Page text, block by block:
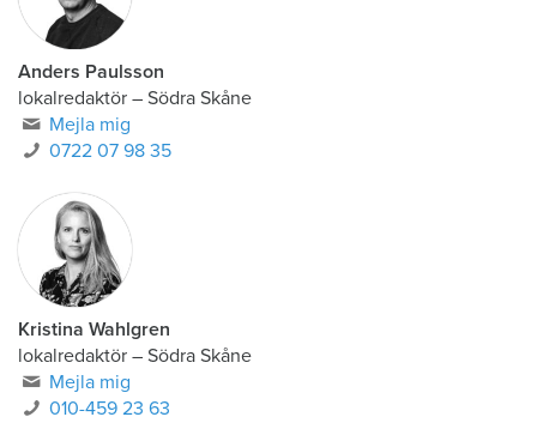
Anders Paulsson
lokalredaktör – Södra Skåne
Mejla mig
0722 07 98 35
Kristina Wahlgren
lokalredaktör – Södra Skåne
Mejla mig
010-459 23 63